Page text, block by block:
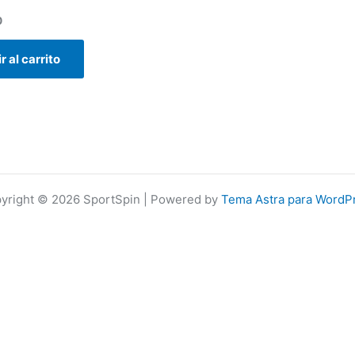
al carrito
© 2026 SportSpin | Powered by Tema Astra para